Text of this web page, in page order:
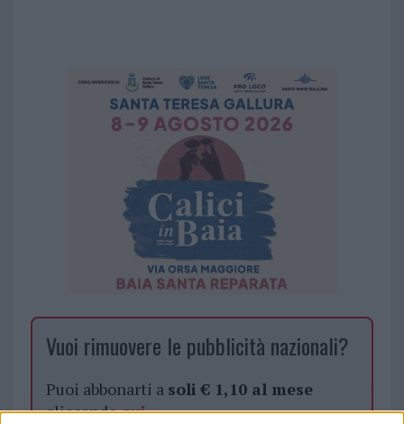
Vuoi rimuovere le pubblicità nazionali?
Puoi abbonarti a soli € 1,10 al mese
cliccandoqui